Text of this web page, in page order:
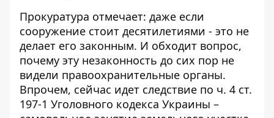
Прокуратура отмечает: даже если
сооружение стоит десятилетиями - это не
делает его законным. И обходит вопрос,
почему эту незаконность до сих пор не
видели правоохранительные органы.
Впрочем, сейчас идет следствие по ч. 4 ст.
197-1 Уголовного кодекса Украины –